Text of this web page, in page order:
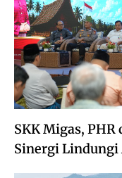
SKK Migas,
Sinergi Lindungi